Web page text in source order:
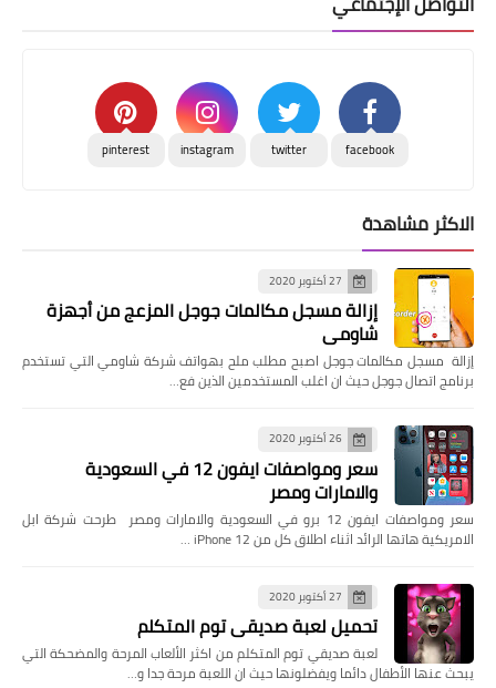
facebook
twitter
instagram
pinterest
الاكثر مشاهدة
27 أكتوبر 2020
إزالة مسجل مكالمات جوجل المزعج من أجهزة
شاومي
إزالة مسجل مكالمات جوجل اصبح مطلب ملح بهواتف شركة شاومي التي تستخدم
برنامج اتصال جوجل حيث ان اغلب المستخدمين الذين فع…
26 أكتوبر 2020
سعر ومواصفات ايفون 12 في السعودية
والامارات ومصر
سعر ومواصفات ايفون 12 برو في السعودية والامارات ومصر طرحت شركة ابل
الامريكية هاتها الرائد اثناء اطلاق كل من iPhone 12 …
27 أكتوبر 2020
تحميل لعبة صديقي توم المتكلم
لعبة صديقي توم المتكلم من اكثر الألعاب المرحة والمضحكة التي
يبحث عنها الأطفال دائما ويفضلونها حيث ان اللعبة مرحة جدا و…